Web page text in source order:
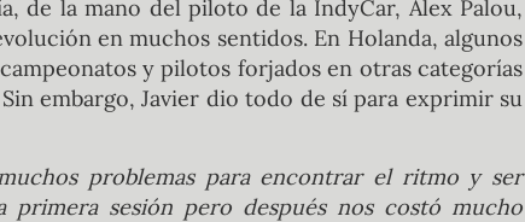
de la mano del piloto de la IndyCar, Álex Palou,
en muchos sentidos. En Holanda, algunos
y pilotos forjados en otras categorías
embargo, Javier dio todo de sí para exprimir su
problemas para encontrar el ritmo y ser
primera sesión pero después nos costó mucho